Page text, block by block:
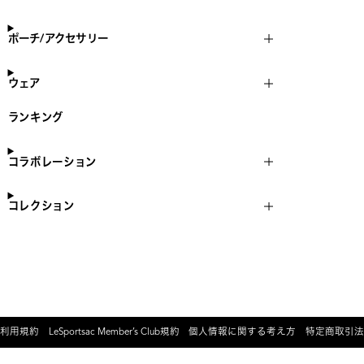
ポーチ/アクセサリー
ウェア
ランキング
コラボレーション
コレクション
利用規約 LeSportsac Member’s Club規約 個人情報に関する考え方 特定商取引